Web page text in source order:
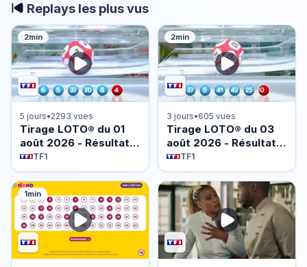
Replays les plus vus
2min
5 jours•2293 vues
Tirage LOTO® du 01
août 2026 - Résultat
officiel - FDJ
TF1
2min
3 jours•605 vues
Tirage LOTO® du 03
août 2026 - Résultat
officiel - FDJ
TF1
1min